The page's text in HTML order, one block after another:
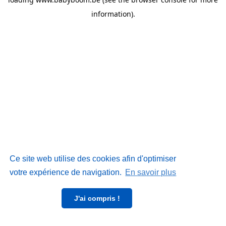
Ce site web utilise des cookies afin d'optimiser
votre expérience de navigation. En savoir plus
J'ai compris !
information).